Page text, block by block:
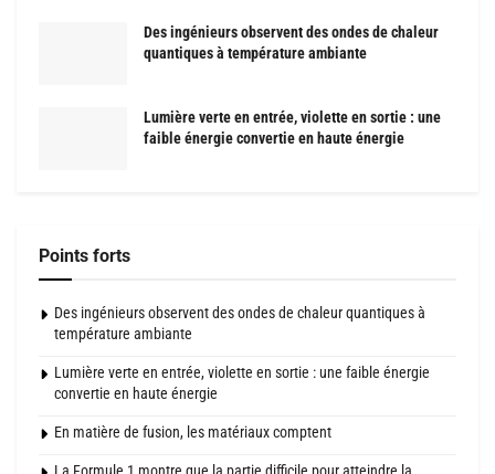
Des ingénieurs observent des ondes de chaleur
quantiques à température ambiante
Lumière verte en entrée, violette en sortie : une
faible énergie convertie en haute énergie
Points forts
Des ingénieurs observent des ondes de chaleur quantiques à
température ambiante
Lumière verte en entrée, violette en sortie : une faible énergie
convertie en haute énergie
En matière de fusion, les matériaux comptent